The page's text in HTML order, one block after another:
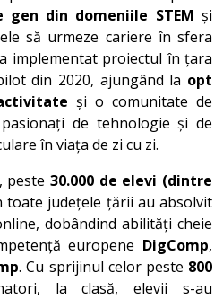
gen din domeniile STEM și
să urmeze cariere în sfera
implementat proiectul în țara
din 2020, ajungând la opt
și o comunitate de
de tehnologie și de
în viața de zi cu zi.
peste 30.000 de elevi (dintre
județele țării au absolvit
dobândind abilități cheie
europene DigComp,
. Cu sprijinul celor peste 800
la clasă, elevii s-au